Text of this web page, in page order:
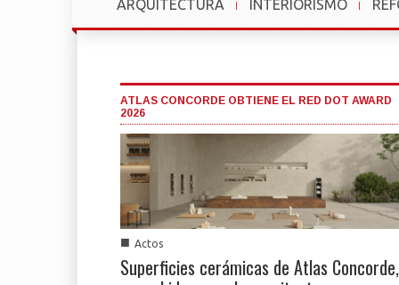
ARQUITECTURA INTERIORISMO
ATLAS CONCORDE OBTIENE EL RED DOT AWARD
2026
■ Actos
Superficies cerámicas de Atlas Concorde,